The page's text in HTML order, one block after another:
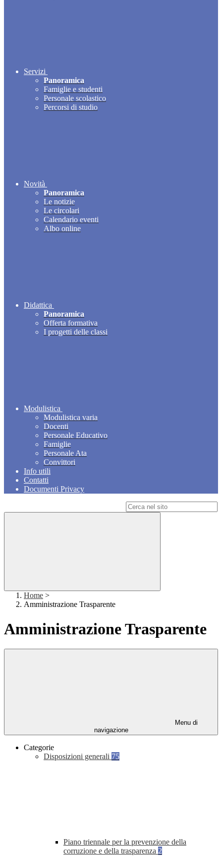
Servizi
Panoramica
Famiglie e studenti
Personale scolastico
Percorsi di studio
Novità
Panoramica
Le notizie
Le circolari
Calendario eventi
Albo online
Didattica
Panoramica
Offerta formativa
I progetti delle classi
Modulistica
Modulistica varia
Docenti
Personale Educativo
Famiglie
Personale Ata
Convittori
Info utili
Contatti
Documenti Privacy
Home >
Amministrazione Trasparente
Amministrazione Trasparente
Menu di
navigazione
Categorie
Disposizioni generali 75
Piano triennale per la prevenzione della
corruzione e della trasparenza 2